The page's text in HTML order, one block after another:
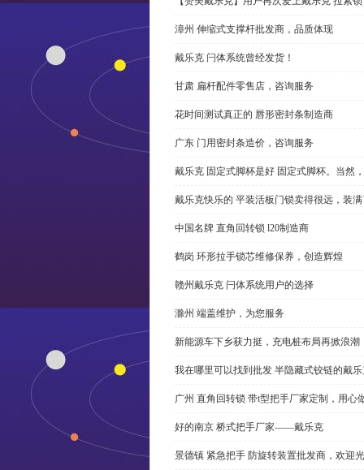
漳州 伸缩式支撑杆批发商，品质体现
戴乐克 闩体系统曾经发货！
甘肃 扁杆配件零售店，咨询服务
花时间测试真正的 唇形密封条制造商
广东 门用密封条造价，咨询服务
戴乐克 固定式脚杯是好 固定式脚杯。当然
戴乐克快乐的 平装活板门锁卖得很远，装
中国名牌 直角回转锁 l20制造商
鹤岗 环形拉手锁芯维修保养，创造辉煌
赣州戴乐克 闩体系统用户的选择
滁州 端盖维护，为您服务
新能源车下乡获力挺，充电桩布局再掀浪潮
我在哪里可以找到批发 半隐藏式铰链的戴
广州 直角回转锁 带t型把手厂家定制，用心
好的南京 桥式把手厂家——戴乐克
景德镇 紧急把手 防旋转装置批发商，欢迎